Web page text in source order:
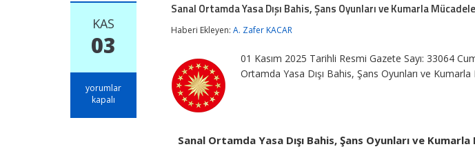
KAS
03
Sanal
Ortamda
yorumlar
kapalı
Sanal Ortamda Yasa Dışı Bahis, Şans Oyunları ve Kumarla
Haberi Ekleyen:A. Zafer KACAR
01 Kasım 2025 Tarihli Resmi Gazete Sayı: 33064
Ortamda Yasa Dışı Bahis, Şans Oyunları ve
Sanal Ortamda Yasa Dışı Bahis, Şans Oyunları ve